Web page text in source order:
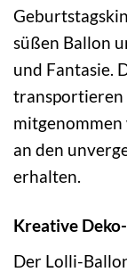
süßen Ballon
und Fantasie.
transportieren
an den
erhalten.
Kreative
Der Lolli-